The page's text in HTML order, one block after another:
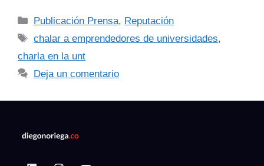
Publicación Prensa, Reputación
chalar a emprendedores de universidades,
charla en la unt
Deja un comentario